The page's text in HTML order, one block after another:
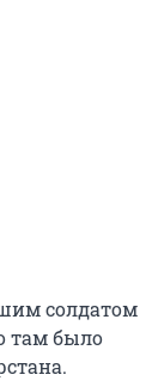
солдатом
там было